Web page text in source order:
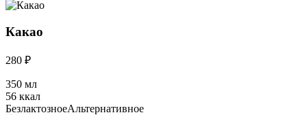
Какао
280 ₽
350 мл
56 ккал
БезлактозноеАльтернативное